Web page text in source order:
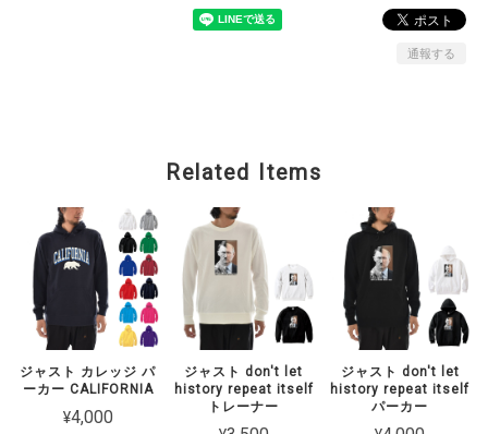
通報する
Related Items
ジャスト カレッジ パ
ーカー CALIFORNIA
¥4,000
ジャスト don't let
history repeat itself
トレーナー
ジャスト don't let
history repeat itself
パーカー